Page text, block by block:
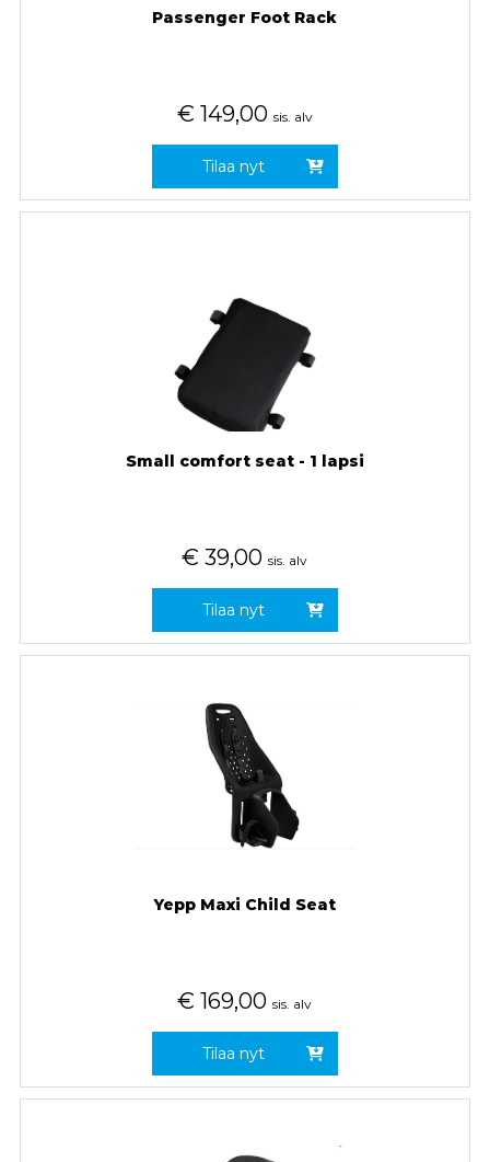
Passenger Foot Rack
€ 149,00 sis. alv
Tilaa nyt
Small comfort seat - 1 lapsi
€ 39,00 sis. alv
Tilaa nyt
Yepp Maxi Child Seat
€ 169,00 sis. alv
Tilaa nyt